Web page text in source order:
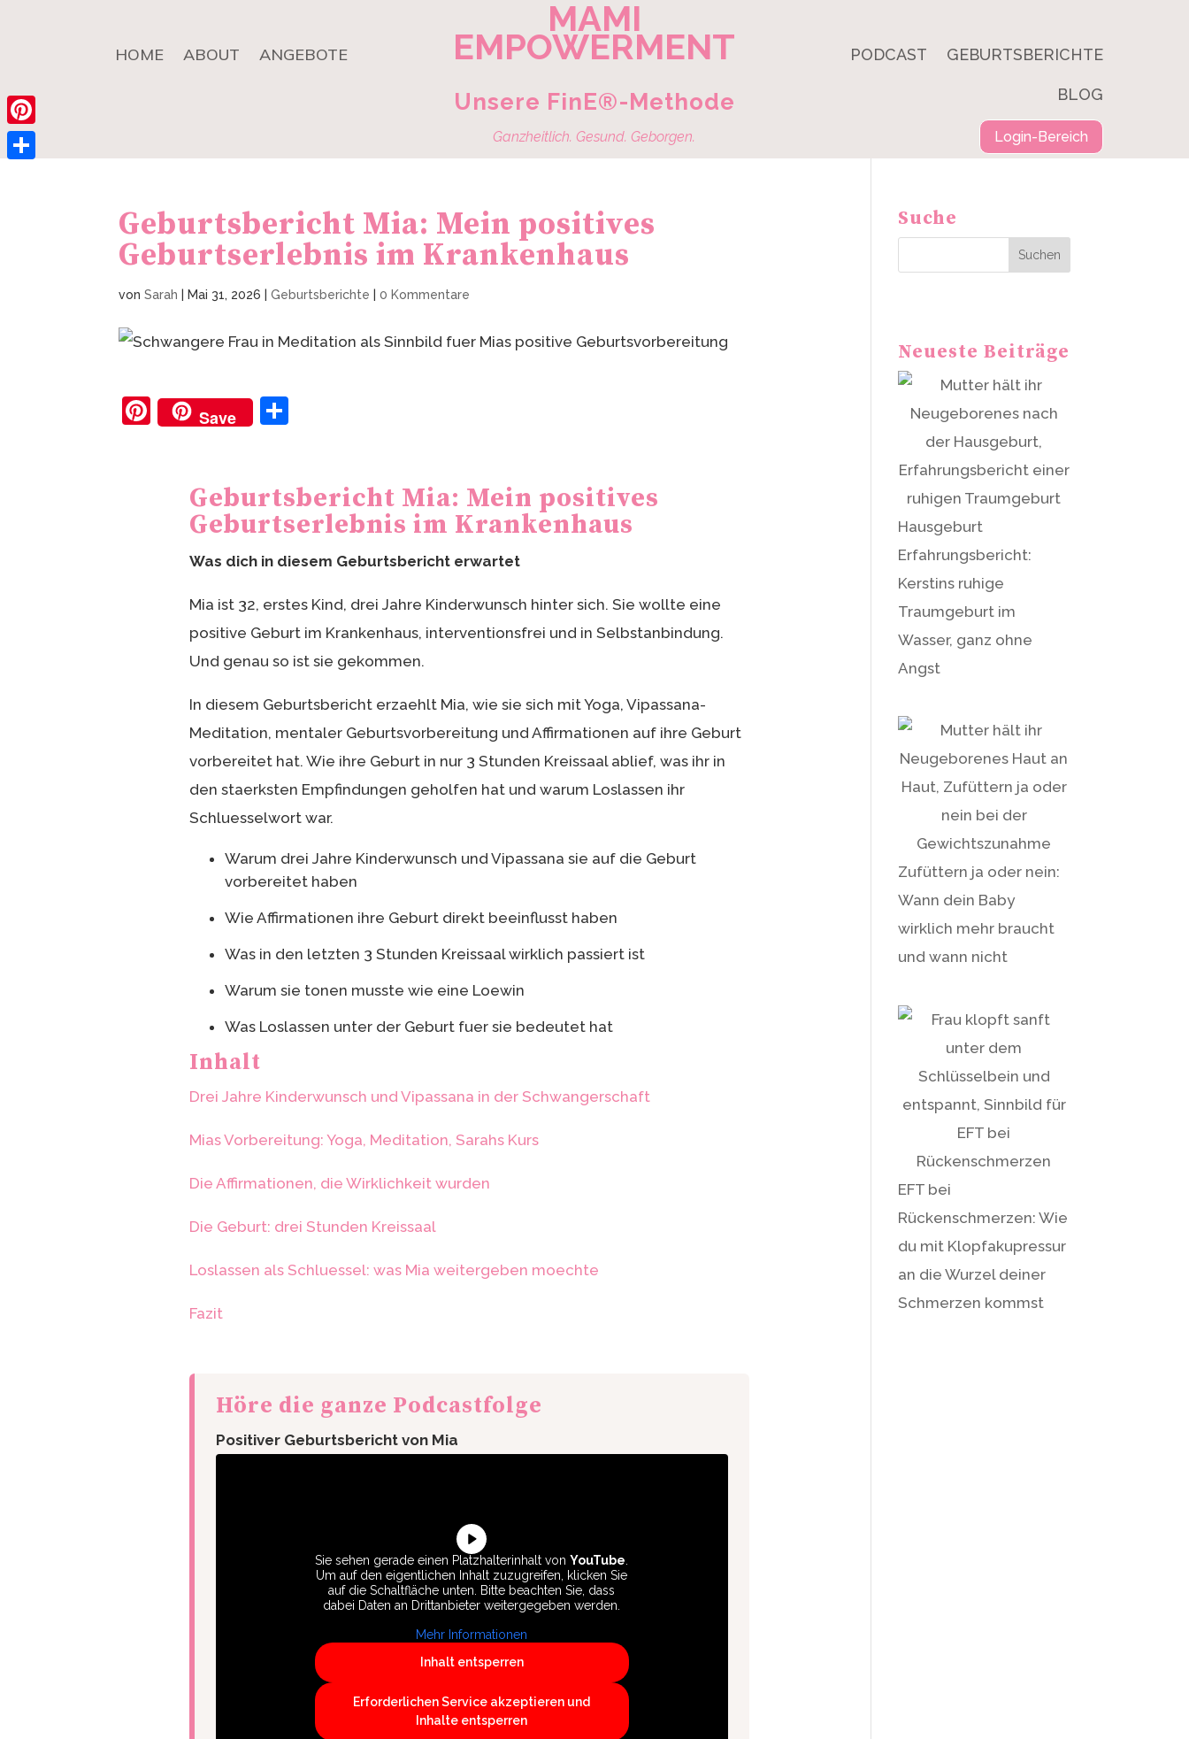
HOME ABOUT ANGEBOTE
MAMI
EMPOWERMENT
Unsere FinE®-Methode
Ganzheitlich. Gesund. Geborgen.
PODCAST GEBURTSBERICHTE
BLOG
Login-Bereich
Geburtsbericht Mia: Mein positives
Geburtserlebnis im Krankenhaus
vonSarah |Mai 31, 2026 |Geburtsberichte |0 Kommentare
Pi
Save
n
Geburtsbericht Mia: Mein positives
Geburtserlebnis im Krankenhaus
Was dich in diesem Geburtsbericht erwartet
Mia ist 32, erstes Kind, drei Jahre Kinderwunsch hinter sich. Sie wollte eine
positive Geburt im Krankenhaus, interventionsfrei und in Selbstanbindung.
Und genau so ist sie gekommen.
In diesem Geburtsbericht erzaehlt Mia, wie sie sich mit Yoga, Vipassana-
Meditation, mentaler Geburtsvorbereitung und Affirmationen auf ihre Geburt
vorbereitet hat. Wie ihre Geburt in nur 3 Stunden Kreissaal ablief, was ihr in
den staerksten Empfindungen geholfen hat und warum Loslassen ihr
Schluesselwort war.
Warum drei Jahre Kinderwunsch und Vipassana sie auf die Geburt
vorbereitet haben
Wie Affirmationen ihre Geburt direkt beeinflusst haben
Was in den letzten 3 Stunden Kreissaal wirklich passiert ist
Warum sie tonen musste wie eine Loewin
Was Loslassen unter der Geburt fuer sie bedeutet hat
Inhalt
Drei Jahre Kinderwunsch und Vipassana in der Schwangerschaft
Mias Vorbereitung: Yoga, Meditation, Sarahs Kurs
Die Affirmationen, die Wirklichkeit wurden
Die Geburt: drei Stunden Kreissaal
Loslassen als Schluessel: was Mia weitergeben moechte
Fazit
Höre die ganze Podcastfolge
Positiver Geburtsbericht von Mia
Sie sehen gerade einen Platzhalterinhalt vonYouTube
Um auf den eigentlichen Inhalt zuzugreifen, klicken Sie
auf die Schaltfläche unten. Bitte beachten Sie, dass
dabei Daten an Drittanbieter weitergegeben werden.
Mehr Informationen
Inhalt entsperren
Erforderlichen Service akzeptieren und
Inhalte entsperren
Suche
Suchen
Neueste Beiträge
Hausgeburt
Erfahrungsbericht:
Kerstins ruhige
Traumgeburt im
Wasser, ganz ohne
Angst
Zufüttern ja oder nein:
Wann dein Baby
wirklich mehr braucht
und wann nicht
EFT bei
Rückenschmerzen: Wie
du mit Klopfakupressur
an die Wurzel deiner
Schmerzen kommst
Pinterest